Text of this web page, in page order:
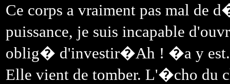
Ce corps a vraiment pas mal de
puissance, je suis incapable
oblig� d'investir�Ah ! �a y est.
Elle vient de tomber. L'�cho du